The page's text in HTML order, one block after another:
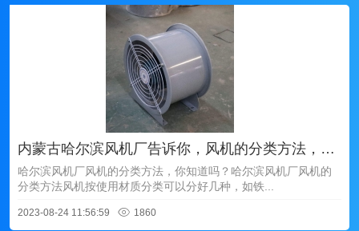
内蒙古哈尔滨风机厂告诉你，风机的分类方法，你知道吗？
哈尔滨风机厂风机的分类方法，你知道吗？哈尔滨风机厂风机的
分类方法风机按使用材质分类可以分好几种，如铁...
2023-08-24 11:56:59 1860